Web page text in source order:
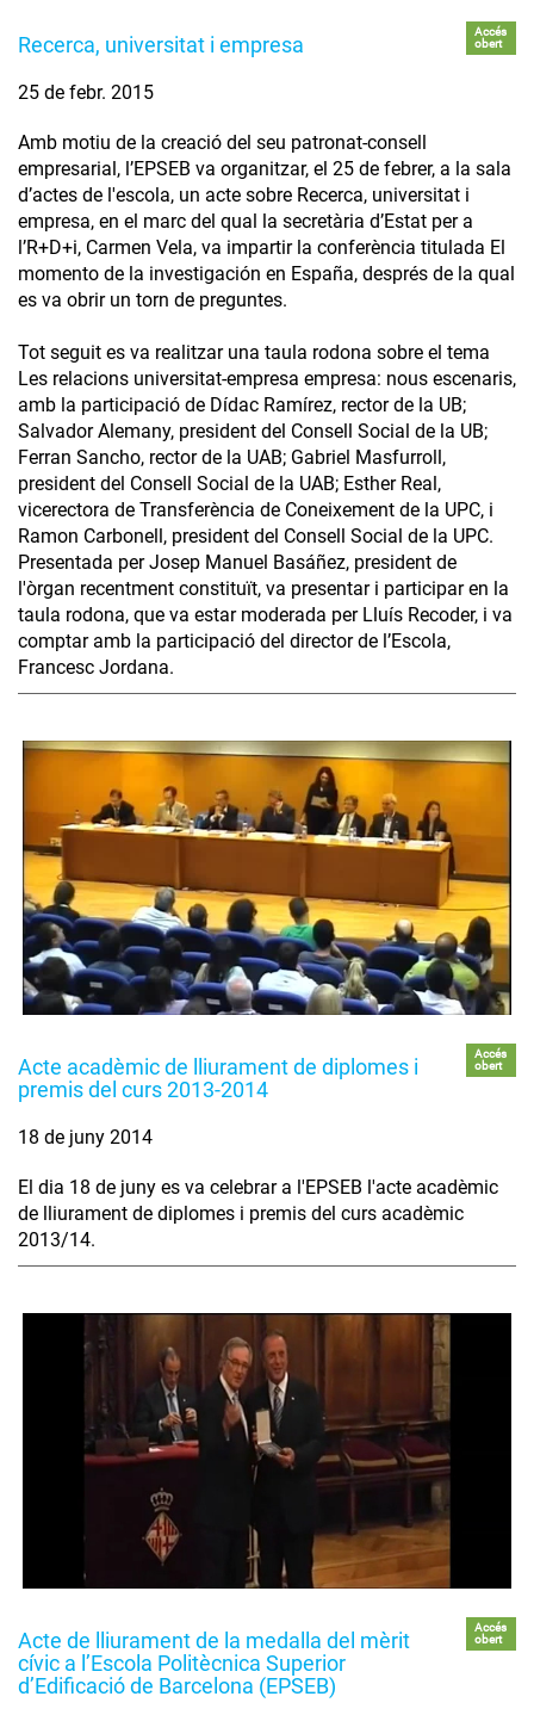
Recerca, universitat i empresa
Accés
obert
25 de febr. 2015
Amb motiu de la creació del seu patronat-consell
empresarial, l’EPSEB va organitzar, el 25 de febrer, a la sala
d’actes de l'escola, un acte sobre Recerca, universitat i
empresa, en el marc del qual la secretària d’Estat per a
l’R+D+i, Carmen Vela, va impartir la conferència titulada El
momento de la investigación en España, després de la qual
es va obrir un torn de preguntes.
Tot seguit es va realitzar una taula rodona sobre el tema
Les relacions universitat-empresa empresa: nous escenaris,
amb la participació de Dídac Ramírez, rector de la UB;
Salvador Alemany, president del Consell Social de la UB;
Ferran Sancho, rector de la UAB; Gabriel Masfurroll,
president del Consell Social de la UAB; Esther Real,
vicerectora de Transferència de Coneixement de la UPC, i
Ramon Carbonell, president del Consell Social de la UPC.
Presentada per Josep Manuel Basáñez, president de
l'òrgan recentment constituït, va presentar i participar en la
taula rodona, que va estar moderada per Lluís Recoder, i va
comptar amb la participació del director de l’Escola,
Francesc Jordana.
Acte acadèmic de lliurament de diplomes i
premis del curs 2013-2014
Accés
obert
18 de juny 2014
El dia 18 de juny es va celebrar a l'EPSEB l'acte acadèmic
de lliurament de diplomes i premis del curs acadèmic
2013/14.
Acte de lliurament de la medalla del mèrit
cívic a l’Escola Politècnica Superior
d’Edificació de Barcelona (EPSEB)
Accés
obert